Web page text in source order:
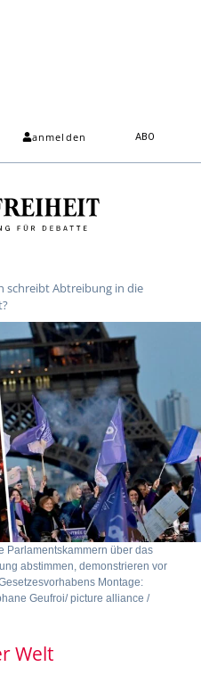
anmelden ABO
schreibt Abtreibung in die
Parlamentskammern über das
abstimmen, demonstrieren vor
Montage:
Geufroi/ picture alliance /
Welt